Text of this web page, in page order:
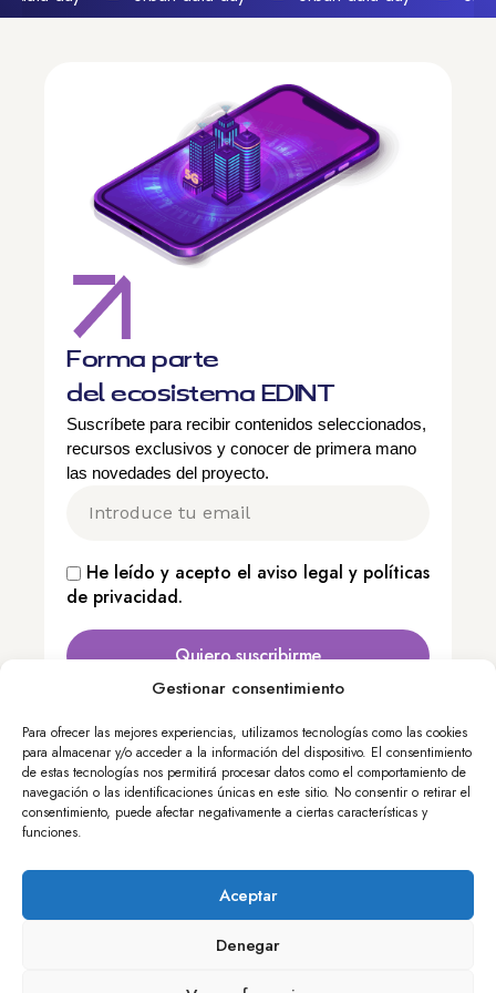
Gestionar consentimiento
Para ofrecer las mejores experiencias, utilizamos tecnologías como las cookies
para almacenar y/o acceder a la información del dispositivo. El consentimiento
de estas tecnologías nos permitirá procesar datos como el comportamiento de
navegación o las identificaciones únicas en este sitio. No consentir o retirar el
consentimiento, puede afectar negativamente a ciertas características y
funciones.
Aceptar
Denegar
Forma parte
del ecosistema EDINT
Suscríbete para recibir contenidos seleccionados,
recursos exclusivos y conocer de primera mano
las novedades del proyecto.
He leído y acepto el aviso legal y políticas
de privacidad.
Quiero suscribirme
Calle Nuncio, 8 – 28005 Madrid, España
+34 913 643 700
edint@femp.es
Copyright FEMP
Accesibilidad
Política de privacidad
Política de cookies
Términos y condiciones